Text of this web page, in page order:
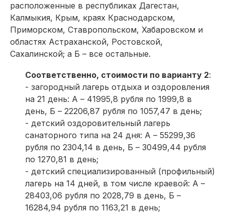
расположенные в республиках Дагестан,
Калмыкия, Крым, краях Краснодарском,
Приморском, Ставропольском, Хабаровском и
областях Астраханской, Ростовской,
Сахалинской; а Б – все остальные.
Соответственно, стоимости по варианту 2:
- загородный лагерь отдыха и оздоровления
на 21 день: А – 41995,8 рубля по 1999,8 в
день, Б – 22206,87 рубля по 1057,47 в день;
- детский оздоровительный лагерь
санаторного типа на 24 дня: А – 55299,36
рубля по 2304,14 в день, Б – 30499,44 рубля
по 1270,81 в день;
- детский специализированный (профильный)
лагерь на 14 дней, в том числе краевой: А –
28403,06 рубля по 2028,79 в день, Б –
16284,94 рубля по 1163,21 в день;